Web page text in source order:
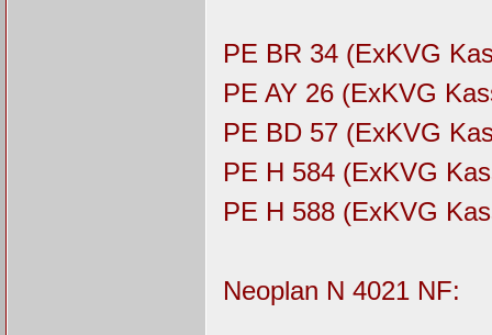
PE BR 34 (ExKVG
PE AY 26 (ExKVG
PE BD 57 (ExKVG
PE H 584 (ExKVG
PE H 588 (ExKVG
Neoplan N 4021 NF: